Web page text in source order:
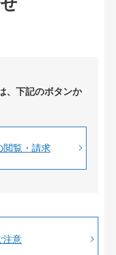
、下記のボタンか
閲覧・請求
注意